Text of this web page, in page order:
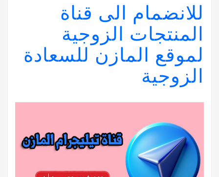
للانضمام الى قناة
المنتجات الزوجية
لموقع المازن للسعادة
الزوجية